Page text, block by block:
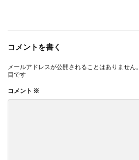
コメントを書く
メールアドレスが公開されることはありません。
目です
コメント ※